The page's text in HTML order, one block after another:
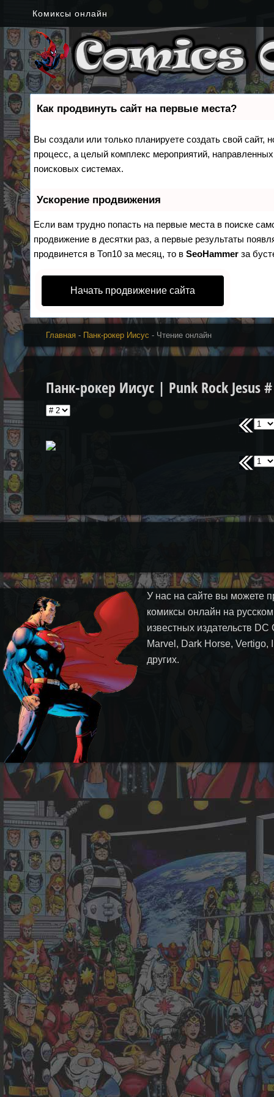
Комиксы онлайн
Как продвинуть сайт на первые места?
Вы создали или только планируете создать свой сайт,
процесс, а целый комплекс мероприятий,
поисковых системах.
Ускорение продвижения
Если вам трудно попасть на первые места в поиске
продвижение в десятки раз, а первые результаты
продвинется в Топ10 за месяц, то вSeoHammer за
Начать продвижение сайта
Главная - Панк-рокер Иисус - Чтение онлайн
Панк-рокер Иисус | Punk Rock Jesus
У нас на сайте вы можете
комиксы онлайн на
известных издательств DC
Marvel, Dark Horse, Vertigo,
других.